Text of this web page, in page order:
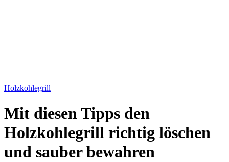
Holzkohlegrill
Mit diesen Tipps den
Holzkohlegrill richtig löschen
und sauber bewahren